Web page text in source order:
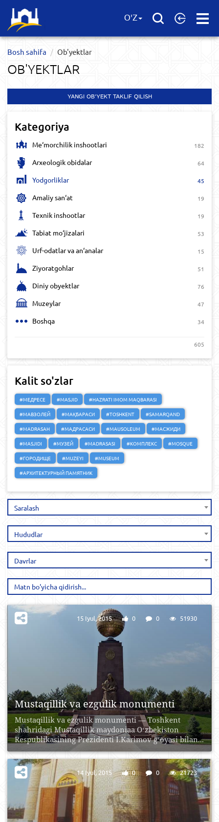
Open
O'Z
Bosh sahifa Ob'yektlar​
OB'YEKTLAR​
YANGI OB'YEKT TAKLIF QILISH
Kategoriya
Me‘morchilik inshootlari 182
Arxeologik obidalar 64
Yodgorliklar 45
Amaliy san‘at 19
Texnik inshootlar 19
Tabiat mo‘jizalari 53
Urf-odatlar va an‘analar 15
Ziyoratgohlar 51
Diniy obyektlar 76
Muzeylar 47
Boshqa 34
605
Kalit so'zlar
#МЕДРЕСЕ #MASJID
#HAZRATI IMOM MAQBARASI
#МАВЗОЛЕЙ
#МАҚБАРАСИ #TOSHKENT
#SAMARQAND
#MADRASAH
#МАДРАСАСИ #MAUSOLEUM
#МАСЖИДИ
#MASJIDI
#МУЗЕЙ #MADRASASI #КОМПЛЕКС
#MOSQUE
#ГОРОДИЩЕ
#MUZEYI
#MUSEUM
#АРХИТЕКТУРНЫЙ ПАМЯТНИК
Saralash
Hududlar
Davrlar
Mustaqillik va ezgulik monumenti
Mustaqillik va ezgulik monumenti — Toshkent
shahridagi Mustaqillik maydoniaa Oʻzbekiston
Respublikasining Prezidenti I.Karimov gʻoyasi bilan...
15 Iyul, 2015 0 0 51930
14 Iyul, 2015 0 0 21723